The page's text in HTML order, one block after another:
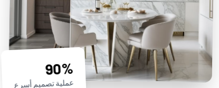
90%
عملية تصميم أسرع